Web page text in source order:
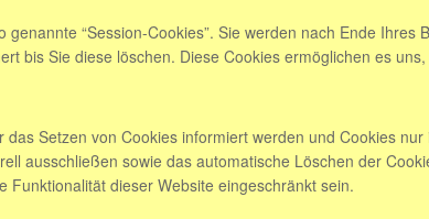
“Session-Cookies”. Sie werden nach Ende Ihres
bis Sie diese löschen. Diese Cookies ermöglichen es
Setzen von Cookies informiert werden und Cookies
ausschließen sowie das automatische Löschen der
Funktionalität dieser Website eingeschränkt sein.